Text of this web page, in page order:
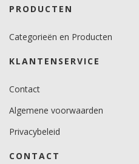
PRODUCTEN
Categorieën en Producten
KLANTENSERVICE
Contact
Algemene voorwaarden
Privacybeleid
CONTACT